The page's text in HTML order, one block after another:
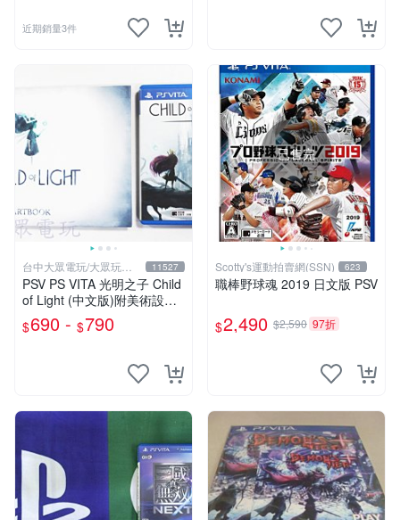
近期銷量3件
台中大眾電玩/大眾玩具
店
11527
PSV PS VITA 光明之子 Child
of Light (中文版)附美術設定
集(二手商品)【台中大眾電
玩】
$690 - $790
已售完
Scotty's運動拍賣網(SSN) 623
職棒野球魂 2019 日文版 PSV
$2,490 $2,590 97折